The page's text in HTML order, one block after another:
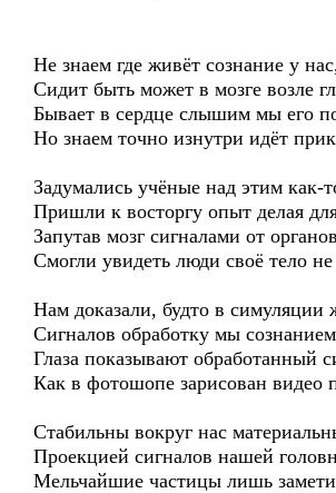
Не знаем где живёт сознание у
Сидит быть может в мозге возле
Бывает в сердце слышим мы его
Но знаем точно изнутри идёт
Задумались учёные над этим как-
Пришли к восторгу опыт делая
Запутав мозг сигналами от
Смогли увидеть люди своё тело не
Нам доказали, будто в симуляции
Сигналов обработку мы
Глаза показывают обработанный
Как в фотошопе зарисован видео
Стабильны вокруг нас
Проекцией сигналов нашей
Мельчайшие частицы лишь